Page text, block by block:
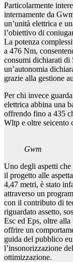
Particolarmente
internamente da
un’unità elettrica e
l’obiettivo di
La potenza
a 476 Nm,
consumi dichiarati
un’autonomia
grazie alla gestione
Per chi invece
elettrica abbina una
offrendo fino a 435
Wltp e oltre seicento
Gwm
Uno degli aspetti
il progetto alle
4,47 metri, è stato
attraverso un
con il contributo di
riguardato assetto,
Esc ed Eps, oltre
offrire un
guida del pubblico
l’insonorizzazione
ottimizzazione.